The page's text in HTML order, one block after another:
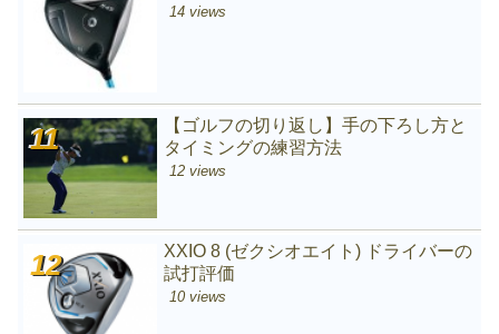
14 views
【ゴルフの切り返し】手の下ろし方と
タイミングの練習方法
12 views
XXIO 8 (ゼクシオエイト) ドライバーの
試打評価
10 views